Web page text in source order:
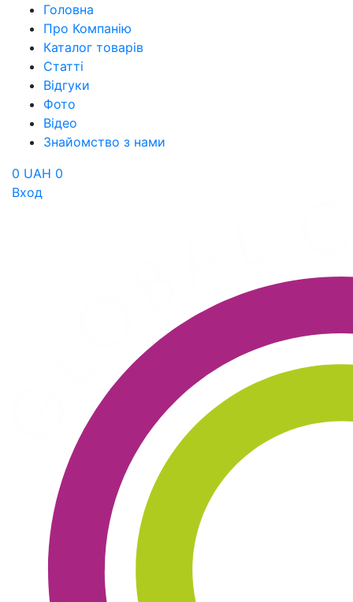
Головна
Про Компанію
Каталог товарів
Статті
Відгуки
Фото
Відео
Знайомство з нами
0 UAH 0
Вход